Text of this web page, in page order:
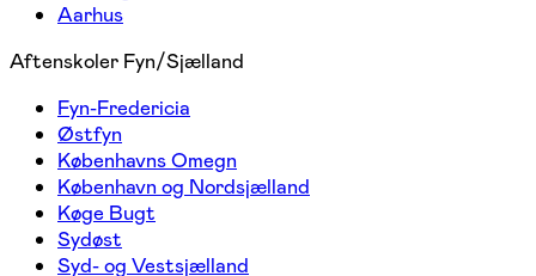
Aarhus
Aftenskoler Fyn/Sjælland
Fyn-Fredericia
Østfyn
Københavns Omegn
København og Nordsjælland
Køge Bugt
Sydøst
Syd- og Vestsjælland